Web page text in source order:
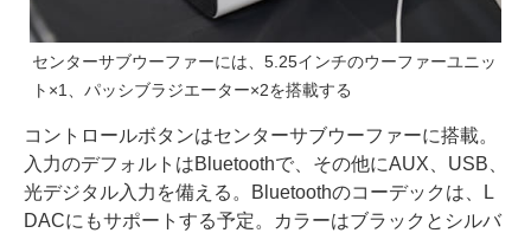
センターサブウーファーには、5.25インチのウーファーユニッ
ト×1、パッシブラジエーター×2を搭載する
コントロールボタンはセンターサブウーファーに搭載。
入力のデフォルトはBluetoothで、その他にAUX、USB、
光デジタル入力を備える。Bluetoothのコーデックは、L
DACにもサポートする予定。カラーはブラックとシルバ